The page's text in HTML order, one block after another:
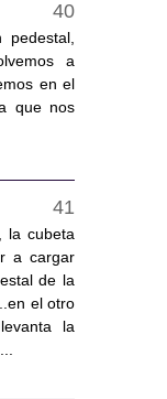
a
en el
que nos
la cubeta
a cargar
de la
el otro
la